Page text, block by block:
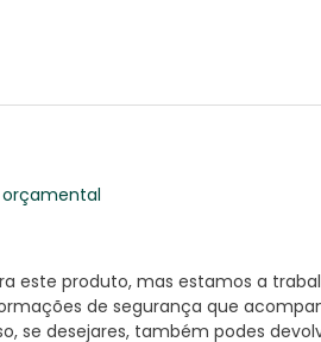
este produto, mas estamos a
de segurança que
se desejares, também podes